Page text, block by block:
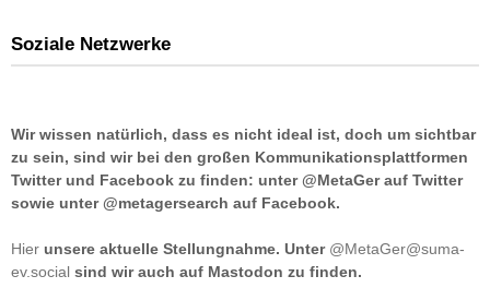
Soziale Netzwerke
Wir wissen natürlich, dass es nicht ideal ist, doch um sichtbar
zu sein, sind wir bei den großen Kommunikationsplattformen
Twitter und Facebook zu finden: unter @MetaGer auf Twitter
sowie unter @metagersearch auf Facebook.
Hier unsere aktuelle Stellungnahme. Unter @MetaGer@suma-
ev.social sind wir auch auf Mastodon zu finden.